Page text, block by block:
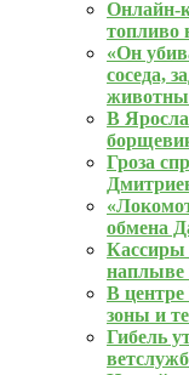
топливо
«Он
соседа,
В
Гроза
обмена
Кассиры
наплыве
В
зоны и
Гибель